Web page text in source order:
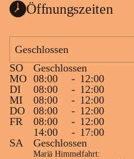
Öffnungszeiten
Geschlossen
SO
Geschlossen
MO 08:00 - 12:00
DI
08:00 - 12:00
MI
08:00 - 12:00
DO
08:00 - 12:00
FR
08:00 - 12:00
14:00
- 17:00
SA
Geschlossen
Mariä Himmelfahrt: